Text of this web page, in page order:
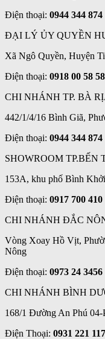
Điện thoại: 0944 344 874
ĐẠI LÝ ỦY QUYỀN
Xã Ngô Quyền, Huyện
Điện thoại: 0918 00 58 58
CHI NHÁNH TP. BÀ
442/1/4/16 Bình Giã,
Điện thoại: 0944 344 874
SHOWROOM TP.BẾN
153A, khu phố Bình
Điện thoại: 0917 700 410
CHI NHÁNH ĐẮC
Vòng Xoay Hồ Vịt,
Nông
Điện thoại: 0973 24 3456
CHI NHÁNH BÌNH
168/1 Đường An Phú
Điện Thoại: 0931 221 117